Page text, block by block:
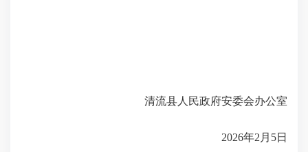
清流县人民政府安委会办公室
2026年2 月 5日